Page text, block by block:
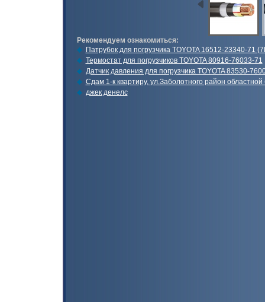
Рекомендуем ознакомиться:
Патрубок для погрузчика TOYOTA 16512-23340-71
Термостат для погрузчиков TOYOTA 80916-76033-71
Датчик давления для погрузчика TOYOTA 83530-
Сдам 1-к квартиру, ул.Заболотного район
джек денелс